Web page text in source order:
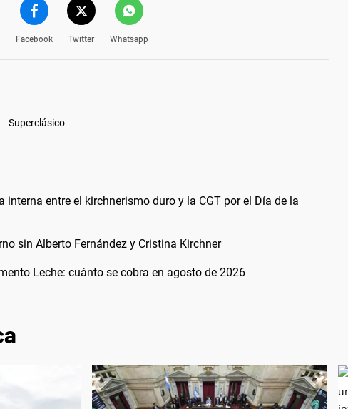
Facebook Twitter Whatsapp
Superclásico
interna entre el kirchnerismo duro y la CGT por el Día de la
sin Alberto Fernández y Cristina Kirchner
Leche: cuánto se cobra en agosto de 2026